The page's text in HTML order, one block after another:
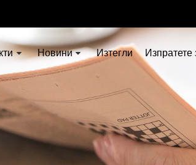
Новини Изтегли Изпратете